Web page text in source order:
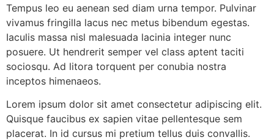
Tempus leo eu aenean sed diam urna tempor. Pulvinar
vivamus fringilla lacus nec metus bibendum egestas.
Iaculis massa nisl malesuada lacinia integer nunc
posuere. Ut hendrerit semper vel class aptent taciti
sociosqu. Ad litora torquent per conubia nostra
inceptos himenaeos.
Lorem ipsum dolor sit amet consectetur adipiscing elit.
Quisque faucibus ex sapien vitae pellentesque sem
placerat. In id cursus mi pretium tellus duis convallis.